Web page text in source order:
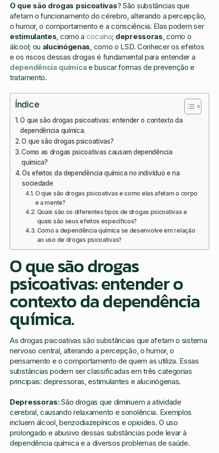
O que são drogas psicoativas? São substâncias que
afetam o funcionamento do cérebro, alterando a percepção,
o humor, o comportamento e a consciência. Elas podem ser
estimulantes , como a cocaína; depressoras , como o
álcool; ou alucinógenas , como o LSD. Conhecer os efeitos
e os riscos dessas drogas é fundamental para entender a
dependência químicae buscar formas de prevenção e
tratamento.
Índice
O que são drogas psicoativas: entender o contexto da
dependência química.
O que são drogas psicoativas?
Como as drogas psicoativas causam dependência
química?
Os efeitos da dependência química no indivíduo e na
sociedade
O que são drogas psicoativas e como elas afetam o corpo
e a mente?
Quais são os diferentes tipos de drogas psicoativas e
quais são seus efeitos específicos?
Como a dependência química se desenvolve em relação
ao uso de drogas psicoativas?
O que são drogas
psicoativas: entender o
contexto da dependência
química.
As drogas psicoativas são substâncias que afetam o sistema
nervoso central, alterando a percepção, o humor, o
pensamento e o comportamento de quem as utiliza. Essas
substâncias podem ser classificadas em três categorias
principais: depressoras, estimulantes e alucinógenas.
Depressoras:São drogas que diminuem a atividade
cerebral, causando relaxamento e sonolência. Exemplos
incluem álcool, benzodiazepínicos e opioides. O uso
prolongado e abusivo dessas substâncias pode levar à
dependência química e a diversos problemas de saúde.